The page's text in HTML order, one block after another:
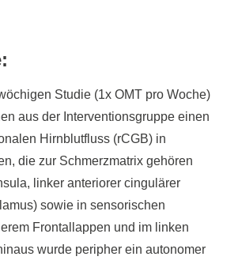
Studie (1x OMT pro Woche)
aus der Interventionsgruppe einen
Hirnblutfluss (rCGB) in
die zur Schmerzmatrix gehören
linker anteriorer cingulärer
sowie in sensorischen
Frontallappen und im linken
wurde peripher ein autonomer